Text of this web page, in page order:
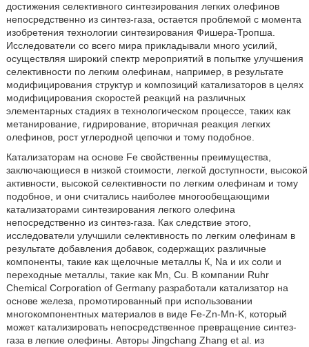
достижения селективного синтезирования легких олефинов
непосредственно из синтез-газа, остается проблемой с момента
изобретения технологии синтезирования Фишера-Тропша.
Исследователи со всего мира прикладывали много усилий,
осуществляя широкий спектр мероприятий в попытке улучшения
селективности по легким олефинам, например, в результате
модифицирования структур и композиций катализаторов в целях
модифицирования скоростей реакций на различных
элементарных стадиях в технологическом процессе, таких как
метанирование, гидрирование, вторичная реакция легких
олефинов, рост углеродной цепочки и тому подобное.
Катализаторам на основе Fe свойственны преимущества,
заключающиеся в низкой стоимости, легкой доступности, высокой
активности, высокой селективности по легким олефинам и тому
подобное, и они считались наиболее многообещающими
катализаторами синтезирования легкого олефина
непосредственно из синтез-газа. Как следствие этого,
исследователи улучшили селективность по легким олефинам в
результате добавления добавок, содержащих различные
компоненты, такие как щелочные металлы К, Na и их соли и
переходные металлы, такие как Mn, Cu. В компании Ruhr
Chemical Corporation of Germany разработали катализатор на
основе железа, промотированный при использовании
многокомпонентных материалов в виде Fe-Zn-Mn-K, который
может катализировать непосредственное превращение синтез-
газа в легкие олефины. Авторы Jingchang Zhang et al. из